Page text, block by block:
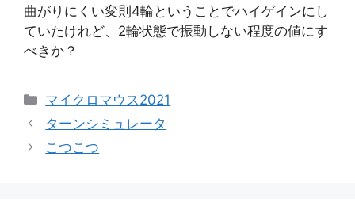
曲がりにくい変則4輪ということでハイゲインにし
ていたけれど、2輪状態で振動しない程度の値にす
べきか？
カ
テ
ゴ
リ
マイクロマウス2021
ターンシミュレータ
こつこつ